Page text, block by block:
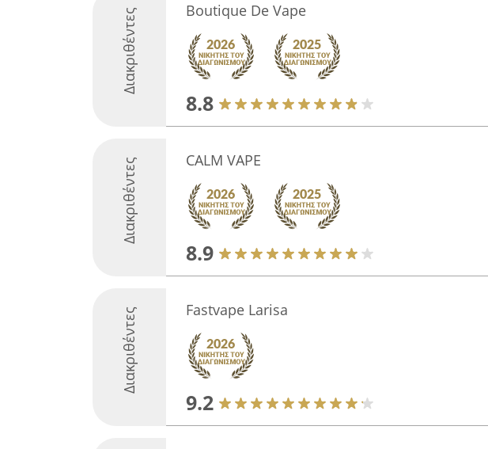
Διακριθέντες Boutique De Vape
8.8
Διακριθέντες CALM VAPE
8.9
Διακριθέντες Fastvape Larisa
9.2